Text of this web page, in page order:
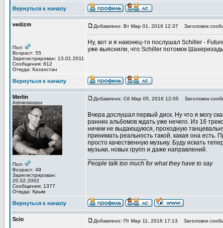
Вернуться к началу
vedizm
Пол:
Возраст: 55
Зарегистрирован: 13.01.2011
Сообщения: 812
Откуда: Казахстан
Добавлено: Вт Мар 01, 2016 12:37 Заголовок
Ну, вот и я наконец-то послушал Schiller -
уже выяснили, что Schiller потомок
Вернуться к началу
Merlin
Administrator
Пол:
Возраст: 49
Зарегистрирован:
20.02.2002
Сообщения: 1377
Откуда: Крым
Добавлено: Сб Мар 05, 2016 12:05 Заголовок
Вчера дослушал первый диск. Ну что я могу
ранних альбомов ждать уже нечего. Из 16
ничем не выдающуюся, проходную
принимать реальность такой, какая она
просто качественную музыку. Буду искать
музыки, новых групп и даже направлений.
People talk too much for what they have to say
Вернуться к началу
Scio Добавлено: Пт Мар 11, 2016 17:13 Заголовок